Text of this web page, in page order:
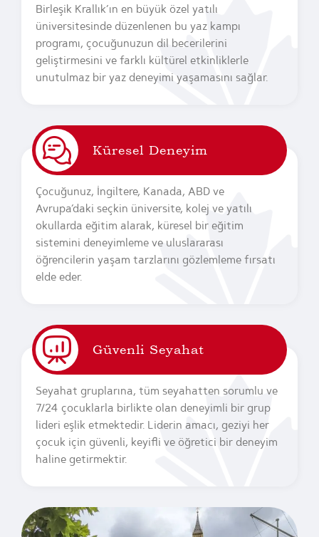
Birleşik Krallık’ın en büyük özel yatılı
üniversitesinde düzenlenen bu yaz kampı
programı, çocuğunuzun dil becerilerini
geliştirmesini ve farklı kültürel etkinliklerle
unutulmaz bir yaz deneyimi yaşamasını sağlar.
Küresel Deneyim
Çocuğunuz, İngiltere, Kanada, ABD ve
Avrupa’daki seçkin üniversite, kolej ve yatılı
okullarda eğitim alarak, küresel bir eğitim
sistemini deneyimleme ve uluslararası
öğrencilerin yaşam tarzlarını gözlemleme fırsatı
elde eder.
Güvenli Seyahat
Seyahat gruplarına, tüm seyahatten sorumlu ve
7/24 çocuklarla birlikte olan deneyimli bir grup
lideri eşlik etmektedir. Liderin amacı, geziyi her
çocuk için güvenli, keyifli ve öğretici bir deneyim
haline getirmektir.